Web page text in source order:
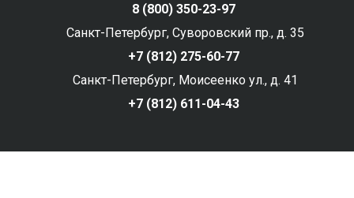
8 (800) 350-23-97
Санкт-Петербург, Суворовский пр., д. 35
+7 (812) 275-60-77
Санкт-Петербург, Моисеенко ул., д. 41
+7 (812) 611-04-43